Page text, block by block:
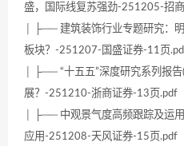
盛，国际线复苏强劲-251205-招
│ ├── 建筑装饰行业专题研究：
板块？-251207-国盛证券-11页
│ ├── “十五五”深度研究系列报
展？-251210-浙商证券-13页.pdf
│ ├── 中观景气度高频跟踪及运
应用-251208-天风证券-15页.pdf